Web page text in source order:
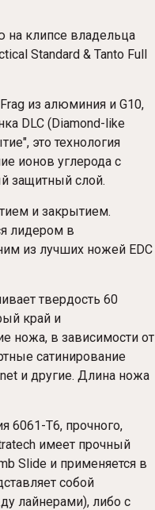
клипсе владельца
Standard & Tanto Full
из алюминия и G10,
DLC (Diamond-like
это технология
ионов углерода с
защитный слой.
и закрытием.
лидером в
из лучших ножей EDC
твердость 60
край и
ножа, в зависимости от
сатинирование
и другие. Длина ножа
6061-T6, прочного,
имеет прочный
Slide и применяется в
собой
лайнерами), либо с